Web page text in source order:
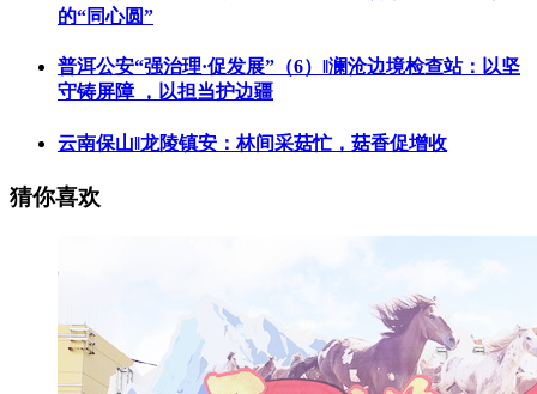
的“同心圆”
普洱公安“强治理·促发展”（6）‖澜沧边境检查站：以坚
守铸屏障 ，以担当护边疆
云南保山‖龙陵镇安：林间采菇忙，菇香促增收
猜你喜欢